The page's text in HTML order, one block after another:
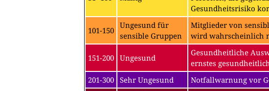
Gesundheitsrisiko
101-150
Ungesund für
sensible Gruppen
Mitglieder von
wird wahrscheinlich
151-200 Ungesund
Gesundheitliche
ernstes
201-300 Sehr Ungesund
Notfallwarnung vor